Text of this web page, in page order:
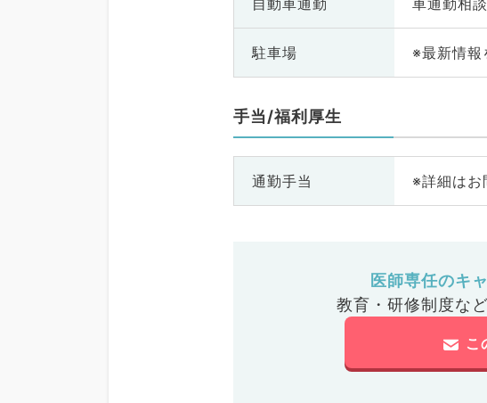
自動車通勤 車通勤相
駐車場 ※最新情報
手当/福利厚生
通勤手当 ※詳細はお
医師専任のキ
教育・研修制度など
こ